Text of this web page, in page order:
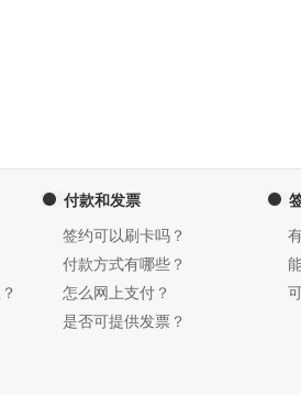
付款和发票
签约可以刷卡吗？
付款方式有哪些？
怎么网上支付？
是否可提供发票？